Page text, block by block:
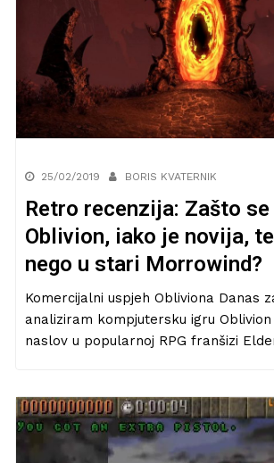
25/02/2019 BORIS KVATERNIK
Retro recenzija: Zašto se
Oblivion, iako je novija,
nego u stari Morrowind?
Komercijalni uspjeh Obliviona Danas
analiziram kompjutersku igru
naslov u popularnoj RPG franšizi